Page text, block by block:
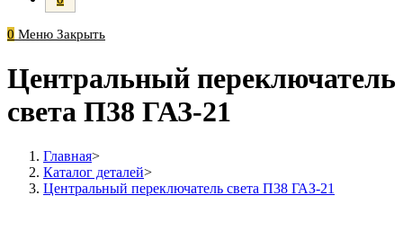
0 Меню Закрыть
Центральный переключатель
света П38 ГАЗ-21
Главная>
Каталог деталей>
Центральный переключатель света П38 ГАЗ-21